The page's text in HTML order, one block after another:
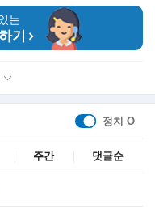
르노코리아 마스터 2.3 디젤 캠핑카
는
기
정치 O
주간 댓글순